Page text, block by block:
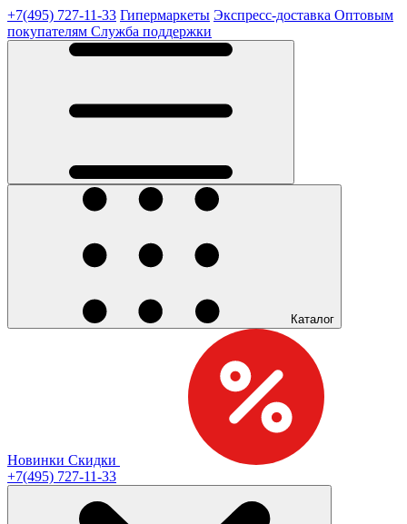
+7(495) 727-11-33 Гипермаркеты Экспресс-доставка Оптовым
покупателям Служба поддержки
Каталог
Новинки Скидки
+7(495) 727-11-33